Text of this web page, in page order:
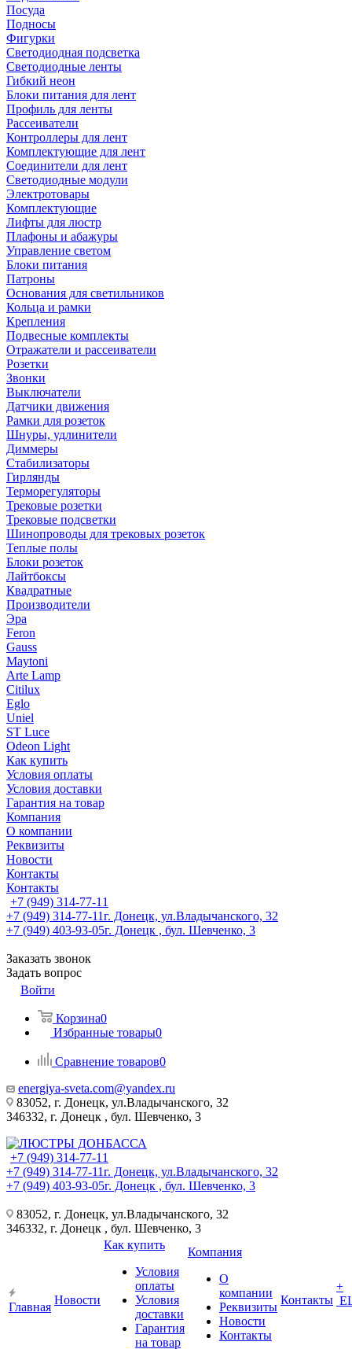
Посуда
Подносы
Фигурки
Светодиодная подсветка
Светодиодные ленты
Гибкий неон
Блоки питания для лент
Профиль для ленты
Рассеиватели
Контроллеры для лент
Комплектующие для лент
Соединители для лент
Светодиодные модули
Электротовары
Комплектующие
Лифты для люстр
Плафоны и абажуры
Управление светом
Блоки питания
Патроны
Основания для светильников
Кольца и рамки
Крепления
Подвесные комплекты
Отражатели и рассеиватели
Розетки
Звонки
Выключатели
Датчики движения
Рамки для розеток
Шнуры, удлинители
Диммеры
Стабилизаторы
Гирлянды
Терморегуляторы
Трековые розетки
Трековые подсветки
Шинопроводы для трековых розеток
Теплые полы
Блоки розеток
Лайтбоксы
Квадратные
Производители
Эра
Feron
Gauss
Maytoni
Arte Lamp
Citilux
Eglo
Uniel
ST Luce
Odeon Light
Как купить
Условия оплаты
Условия доставки
Гарантия на товар
Компания
О компании
Реквизиты
Новости
Контакты
Контакты
+7 (949) 314-77-11
+7 (949) 314-77-11г. Донецк, ул.Владычанского, 32
+7 (949) 403-93-05г. Донецк , бул. Шевченко, 3
Заказать звонок
Задать вопрос
Войти
Корзина0
Избранные товары0
Сравнение товаров0
energiya-sveta.com@yandex.ru
83052, г. Донецк, ул.Владычанского, 32
346332, г. Донецк , бул. Шевченко, 3
+7 (949) 314-77-11
+7 (949) 314-77-11г. Донецк, ул.Владычанского, 32
+7 (949) 403-93-05г. Донецк , бул. Шевченко, 3
83052, г. Донецк, ул.Владычанского, 32
346332, г. Донецк , бул. Шевченко, 3
Главная
Новости
Как купить
Условия
оплаты
Условия
доставки
Гарантия
на товар
Компания
О
компании
Реквизиты
Новости
Контакты
Контакты
+